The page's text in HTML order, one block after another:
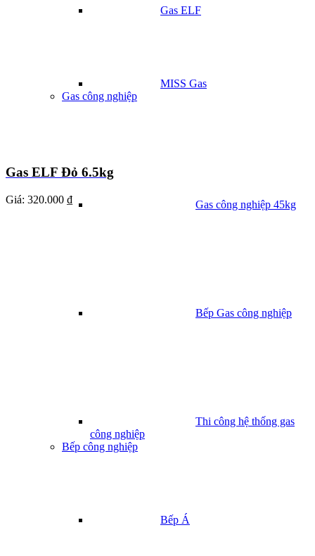
Gas ELF
MISS Gas
Gas công nghiệp
Gas công nghiệp 45kg
Bếp Gas công nghiệp
Thi công hệ thống gas
công nghiệp
Bếp công nghiệp
Bếp Á
Gas ELF Đỏ 6.5kg
Giá: 320.000 ₫